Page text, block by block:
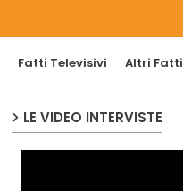
Fatti Televisivi Altri Fatti
LE VIDEO INTERVISTE